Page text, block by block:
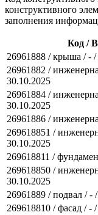
конструктивного
заполнения
Код /
26961888 / крыша / - /
26961882 /
30.10.2025
26961884 /
30.10.2025
26961886 /
269618851 /
30.10.2025
269618811 /
269618850 /
30.10.2025
26961889 / подвал / -
269618810 / фасад / -